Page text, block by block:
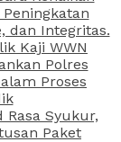
Peningkatan
dan Integritas.
Kaji WWN
Polres
Proses
Rasa Syukur,
Paket